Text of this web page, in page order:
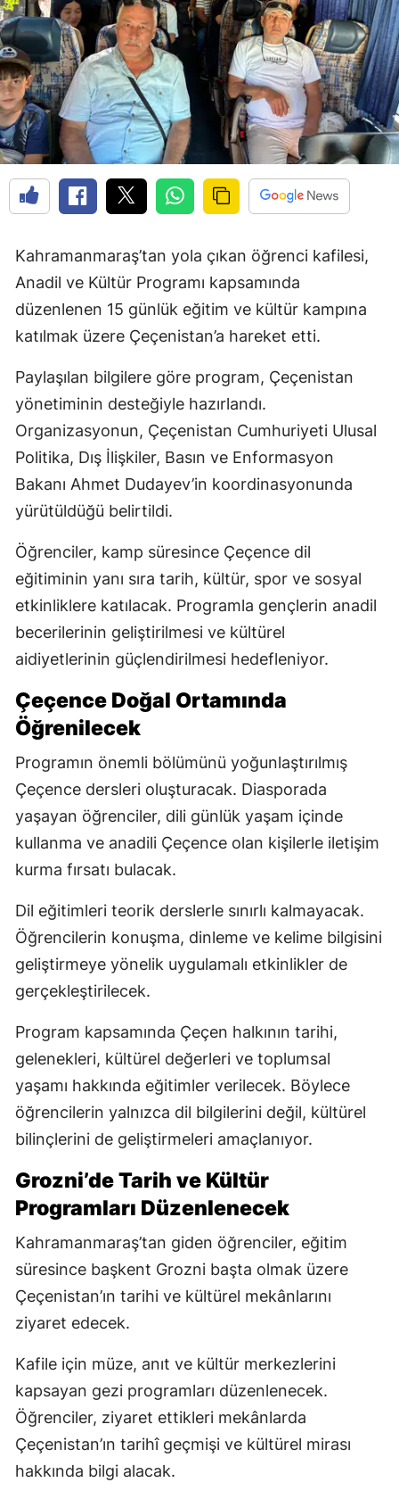
Kahramanmaraş’tan yola çıkan öğrenci kafilesi,
Anadil ve Kültür Programı kapsamında
düzenlenen 15 günlük eğitim ve kültür kampına
katılmak üzere Çeçenistan’a hareket etti.
Paylaşılan bilgilere göre program, Çeçenistan
yönetiminin desteğiyle hazırlandı.
Organizasyonun, Çeçenistan Cumhuriyeti Ulusal
Politika, Dış İlişkiler, Basın ve Enformasyon
Bakanı Ahmet Dudayev’in koordinasyonunda
yürütüldüğü belirtildi.
Öğrenciler, kamp süresince Çeçence dil
eğitiminin yanı sıra tarih, kültür, spor ve sosyal
etkinliklere katılacak. Programla gençlerin anadil
becerilerinin geliştirilmesi ve kültürel
aidiyetlerinin güçlendirilmesi hedefleniyor.
Çeçence Doğal Ortamında
Öğrenilecek
Programın önemli bölümünü yoğunlaştırılmış
Çeçence dersleri oluşturacak. Diasporada
yaşayan öğrenciler, dili günlük yaşam içinde
kullanma ve anadili Çeçence olan kişilerle iletişim
kurma fırsatı bulacak.
Dil eğitimleri teorik derslerle sınırlı kalmayacak.
Öğrencilerin konuşma, dinleme ve kelime bilgisini
geliştirmeye yönelik uygulamalı etkinlikler de
gerçekleştirilecek.
Program kapsamında Çeçen halkının tarihi,
gelenekleri, kültürel değerleri ve toplumsal
yaşamı hakkında eğitimler verilecek. Böylece
öğrencilerin yalnızca dil bilgilerini değil, kültürel
bilinçlerini de geliştirmeleri amaçlanıyor.
Grozni’de Tarih ve Kültür
Programları Düzenlenecek
Kahramanmaraş’tan giden öğrenciler, eğitim
süresince başkent Grozni başta olmak üzere
Çeçenistan’ın tarihi ve kültürel mekânlarını
ziyaret edecek.
Kafile için müze, anıt ve kültür merkezlerini
kapsayan gezi programları düzenlenecek.
Öğrenciler, ziyaret ettikleri mekânlarda
Çeçenistan’ın tarihî geçmişi ve kültürel mirası
hakkında bilgi alacak.